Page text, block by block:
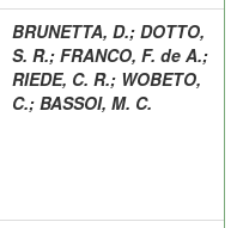
BRUNETTA, D.; DOTTO,
S. R.; FRANCO, F. de A.;
RIEDE, C. R.; WOBETO,
C.; BASSOI, M. C.